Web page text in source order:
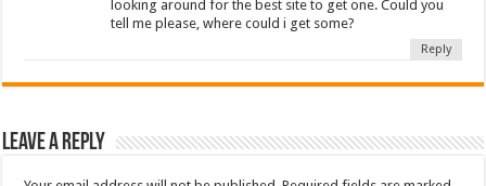
looking around for the best site to get one. Could you
tell me please, where could i get some?
Reply
Leave a Reply